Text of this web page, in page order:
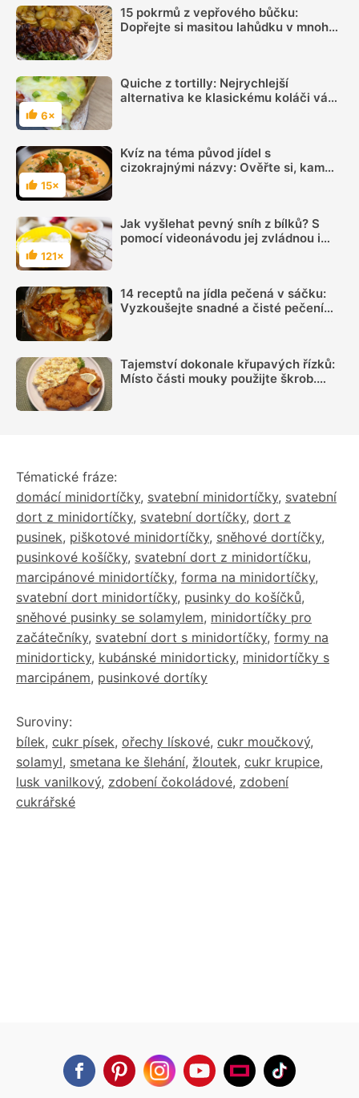
15 pokrmů z vepřového bůčku:
Dopřejte si masitou lahůdku v mnoha
Hodnocení
6×
Quiche z tortilly: Nejrychlejší
alternativa ke klasickému koláči vás
Hodnocení
15×
Kvíz na téma původ jídel s
cizokrajnými názvy: Ověřte si, kam
Hodnocení
121×
Jak vyšlehat pevný sníh z bílků? S
pomocí videonávodu jej zvládnou i
14 receptů na jídla pečená v sáčku:
Vyzkoušejte snadné a čisté pečení
Tajemství dokonale křupavých řízků:
Místo části mouky použijte škrob.
Tématické fráze:
domácí minidortíčky, svatební minidortíčky, svatební
dort z minidortíčky, svatební dortíčky, dort z
pusinek, piškotové minidortíčky, sněhové dortíčky,
pusinkové košíčky, svatební dort z minidortíčku,
marcipánové minidortíčky, forma na minidortíčky,
svatební dort minidortíčky, pusinky do košíčků,
sněhové pusinky se solamylem, minidortíčky pro
začátečníky, svatební dort s minidortíčky, formy na
minidorticky, kubánské minidorticky, minidortíčky s
marcipánem, pusinkové dortíky
Suroviny:
bílek, cukr písek, ořechy lískové, cukr moučkový,
solamyl, smetana ke šlehání, žloutek, cukr krupice,
lusk vanilkový, zdobení čokoládové, zdobení
cukrářské